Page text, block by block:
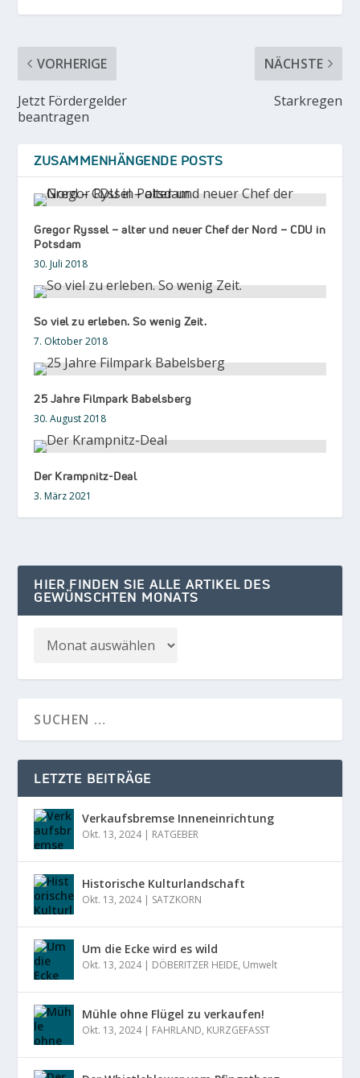
VORHERIGE
Jetzt Fördergelder
beantragen
NÄCHSTE
Starkregen
ZUSAMMENHÄNGENDE POSTS
Gregor Ryssel – alter und neuer Chef der Nord – CDU in
Potsdam
30. Juli 2018
So viel zu erleben. So wenig Zeit.
7. Oktober 2018
25 Jahre Filmpark Babelsberg
30. August 2018
Der Krampnitz-Deal
3. März 2021
HIER FINDEN SIE ALLE ARTIKEL DES
GEWÜNSCHTEN MONATS
LETZTE BEITRÄGE
Verkaufsbremse Inneneinrichtung
Okt. 13, 2024| RATGEBER
Historische Kulturlandschaft
Okt. 13, 2024| SATZKORN
Um die Ecke wird es wild
Okt. 13, 2024| DÖBERITZER HEIDE, Umwelt
Mühle ohne Flügel zu verkaufen!
Okt. 13, 2024| FAHRLAND, KURZGEFASST